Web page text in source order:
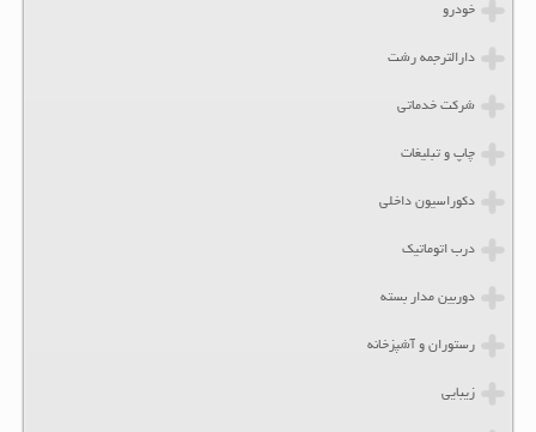
خودرو
دارالترجمه رشت
شرکت خدماتی
چاپ و تبلیغات
دکوراسیون داخلی
درب اتوماتیک
دوربین مدار بسته
رستوران و آشپزخانه
زیبایی